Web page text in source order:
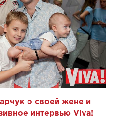
о своей жене и
интервью Viva!